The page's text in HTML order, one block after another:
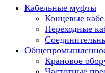
Кабельные муфты
Концевые
Переходные
Крановое